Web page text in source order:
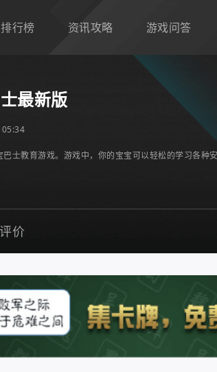
排行榜 资讯攻略 游戏问答
最新版
05:34
士教育游戏。游戏中，你的宝宝可以轻松的学习各
价